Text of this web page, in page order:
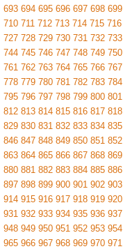
693 694 695 696 697 698 699
710 711 712 713 714 715 716
727 728 729 730 731 732 733
744 745 746 747 748 749 750
761 762 763 764 765 766 767
778 779 780 781 782 783 784
795 796 797 798 799 800 801
812 813 814 815 816 817 818
829 830 831 832 833 834 835
846 847 848 849 850 851 852
863 864 865 866 867 868 869
880 881 882 883 884 885 886
897 898 899 900 901 902 903
914 915 916 917 918 919 920
931 932 933 934 935 936 937
948 949 950 951 952 953 954
965 966 967 968 969 970 971